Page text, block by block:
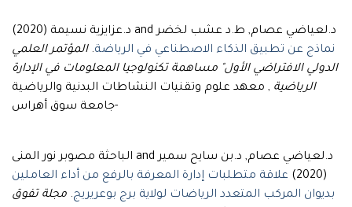
د.لعياضي عصام, ط.د عشب لخضر and د.عزايزية نسيمة (2020)
نماذج عن تطبيق الذكاء الاصطناعي في الرياضة.المؤتمر العلمي
الدولي الافتراضي الأول" مساهمة تكنولوجيا المعلومات في الإدارة
الرياضية , معهد علوم وتقنيات النشاطات البدنية والرياضية
-جامعة سوق أهراس
د.لعياضي عصام, د.بن سايح سمير and الباحثة مصوبر نور المنى
(2020)
علاقة متطلبات إدارة المعرفة بالرفع من أداء العاملين
بديوان المركب المتعدد الرياضات لولاية برج بوعريريج. مجلة تفوق